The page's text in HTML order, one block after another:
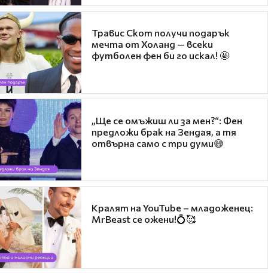
Травис Скот получи подарък
мечта от Холанд — всеки
футболен фен би го искал! 🤩
„Ще се омъжиш ли за мен?“: Фен
предложи брак на Зендая, а тя
отвърна само с три думи😅
Кралят на YouTube – младоженец:
MrBeast се ожени!💍🥰